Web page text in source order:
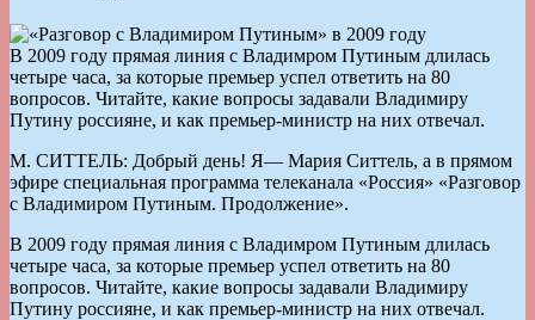
В 2009 году прямая линия с Владимром Путиным длилась
четыре часа, за которые премьер успел ответить на 80
вопросов. Читайте, какие вопросы задавали Владимиру
Путину россияне, и как премьер-министр на них отвечал.
М. СИТТЕЛЬ: Добрый день! Я— Мария Ситтель, а в прямом
эфире специальная программа телеканала «Россия» «Разговор
с Владимиром Путиным. Продолжение».
В 2009 году прямая линия с Владимром Путиным длилась
четыре часа, за которые премьер успел ответить на 80
вопросов. Читайте, какие вопросы задавали Владимиру
Путину россияне, и как премьер-министр на них отвечал.